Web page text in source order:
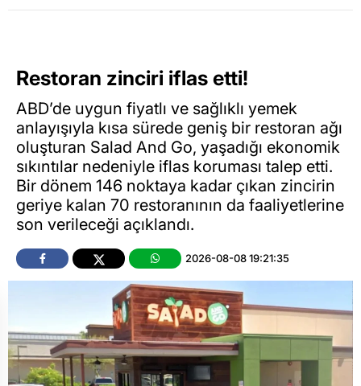
Restoran zinciri iflas etti!
ABD’de uygun fiyatlı ve sağlıklı yemek
anlayışıyla kısa sürede geniş bir restoran ağı
oluşturan Salad And Go, yaşadığı ekonomik
sıkıntılar nedeniyle iflas koruması talep etti.
Bir dönem 146 noktaya kadar çıkan zincirin
geriye kalan 70 restoranının da faaliyetlerine
son verileceği açıklandı.
2026-08-08 19:21:35